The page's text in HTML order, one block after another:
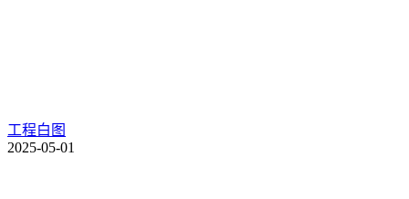
工程白图
2025-05-01